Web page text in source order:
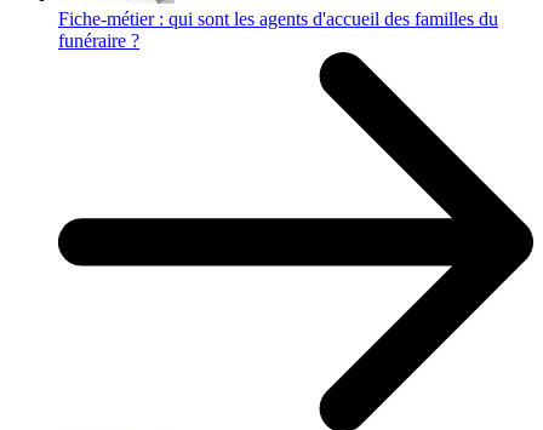
Fiche-métier : qui sont les agents d'accueil des familles du
funéraire ?